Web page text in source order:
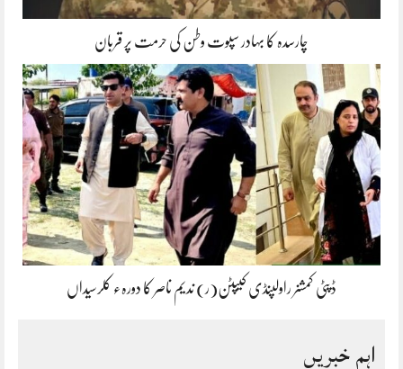
چارسدہ کا بہادر سپوت وطن کی حرمت پر قربان
ڈپٹی کمشنر راولپنڈی کیپٹن(ر) ندیم ناصر کا دورہء کلرسیداں
اہم خبریں